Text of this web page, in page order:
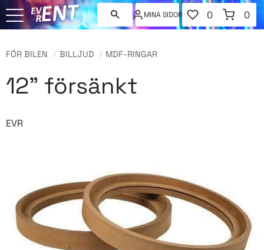
MINA SIDOR
FAVORITER
ANTAL
0
KUNDVAGN
0
FÖR BILEN BILLJUD MDF-RINGAR
12" försänkt
EVR